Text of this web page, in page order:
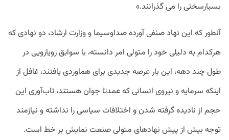
بسیارسختی را می گذرانند.»
آنطور که این نهاد صنفی آورده صداوسیما و وزارت ارشاد، دو نهادی که
هرکدام به دلیلی خود را متولی امر دانسته، با سوابق رویارویی در
طول چند دهه، این بار عرصه جدیدی برای هماوردی یافتند، غافل از
اینکه سرمایه و نیروی انسانی که عمدتا جوان هستند، تاب‌آوری این
حجم از نادیده گرفته شدن و اختلافات سیاسی را نداشته و نیازمند
توجه بیش از پیش نهادهای متولی صنعت نمایش بر خط است.